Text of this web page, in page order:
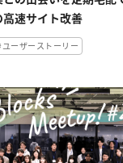
速サイト改善
ーザーストーリー